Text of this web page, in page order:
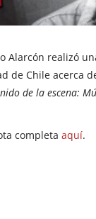
Alarcón realizó
de Chile acerca
de la escena:
completa aquí.